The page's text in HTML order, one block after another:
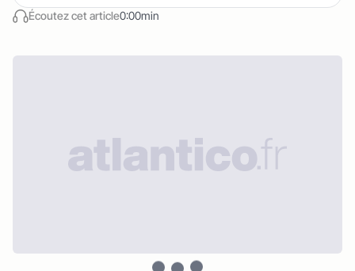
Écoutez cet article0:00min